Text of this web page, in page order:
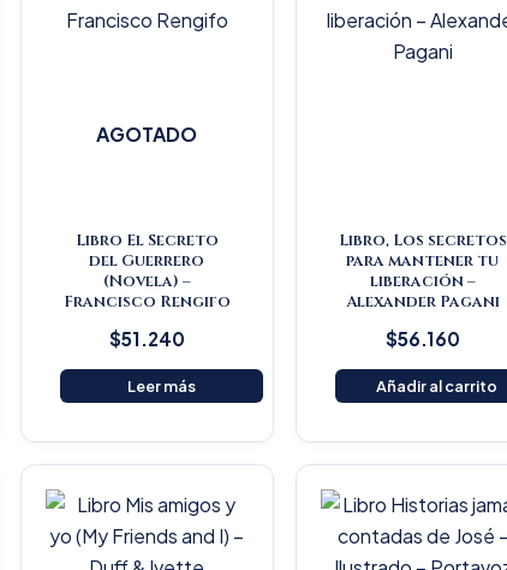
AGOTADO
Libro El Secreto
del Guerrero
(Novela) –
Francisco Rengifo
$51.240
Leer más
Libro, Los secretos
para mantener tu
liberación –
Alexander Pagani
$56.160
Añadir al carrito